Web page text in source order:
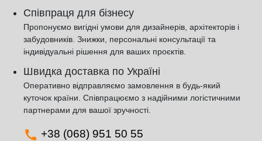
Співпраця для бізнесу
Пропонуємо вигідні умови для дизайнерів, архітекторів і
забудовників. Знижки, персональні консультації та
індивідуальні рішення для ваших проєктів.
Швидка доставка по Україні
Оперативно відправляємо замовлення в будь-який
куточок країни. Співпрацюємо з надійними логістичними
партнерами для вашої зручності.
+38 (068) 951 50 55